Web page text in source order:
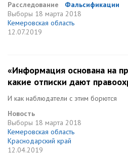
Расследование
Фальсификации
Выборы 18 марта 2018
Кемеровская область
12.07.2019
«Информация основана на
какие отписки дают
И как наблюдатели с этим борются
Новость
Выборы 18 марта 2018
Кемеровская область
Краснодарский край
12.04.2019